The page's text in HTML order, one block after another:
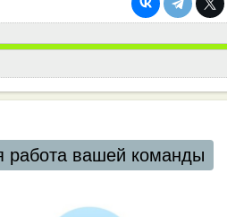
работа вашей команды